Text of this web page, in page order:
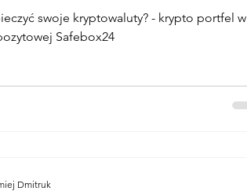
swoje kryptowaluty? - krypto portfel w
Safebox24
Dmitruk